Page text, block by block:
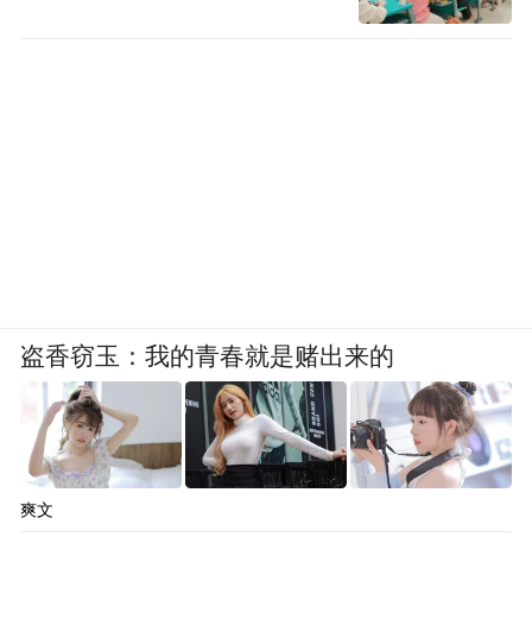
盗香窃玉：我的青春就是赌出来的
爽文